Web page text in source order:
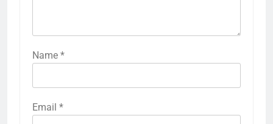
Name *
Email *